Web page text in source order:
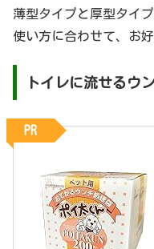
薄型タイプと厚型タイ
使い方に合わせて、お
トイレに流せるウ
PR